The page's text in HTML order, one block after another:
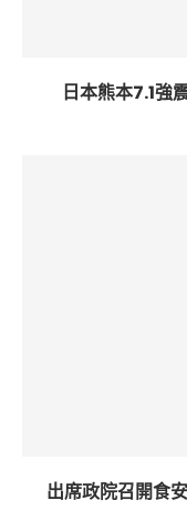
日本熊本7.1強
出席政院召開食